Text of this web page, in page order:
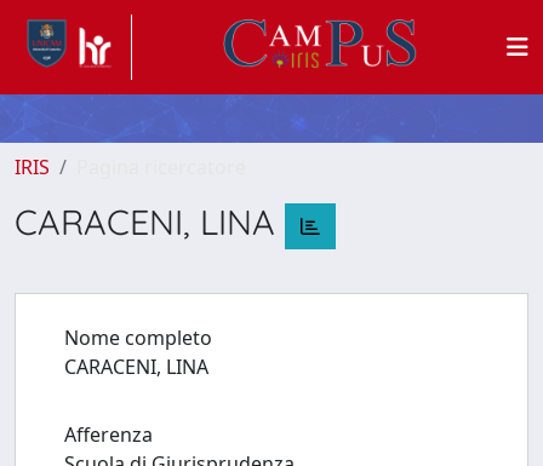
IRIS
CARACENI, LINA
Nome completo
CARACENI, LINA
Afferenza